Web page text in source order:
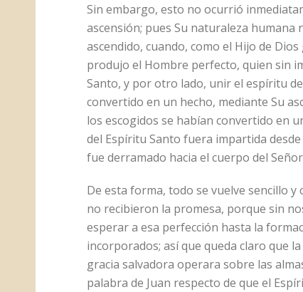
Sin embargo, esto no ocurrió
ascensión; pues Su naturaleza humana
ascendido, cuando, como el Hijo de
produjo el Hombre perfecto, quien sin
Santo, y por otro lado, unir el espíritu
convertido en un hecho, mediante Su
los escogidos se habían convertido en
del Espíritu Santo fuera impartida
fue derramado hacia el cuerpo del
De esta forma, todo se vuelve sencillo
no recibieron la promesa, porque sin
esperar a esa perfección hasta la
incorporados; así que queda claro que
gracia salvadora operara sobre las
palabra de Juan respecto de que el